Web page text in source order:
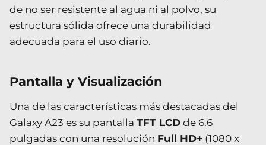
de no ser resistente al agua ni al polvo, su
estructura sólida ofrece una durabilidad
adecuada para el uso diario.
Pantalla y Visualización
Una de las características más destacadas del
Galaxy A23 es su pantalla TFT LCD de 6.6
pulgadas con una resolución Full HD+ (1080 x